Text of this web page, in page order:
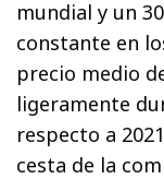
mundial y un
constante en
precio medio
ligeramente
respecto a
cesta de la